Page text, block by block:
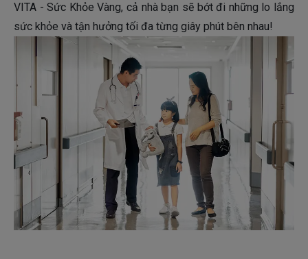
VITA - Sức Khỏe Vàng, cả nhà bạn sẽ bớt đi những lo lắng
sức khỏe và tận hưởng tối đa từng giây phút bên nhau!